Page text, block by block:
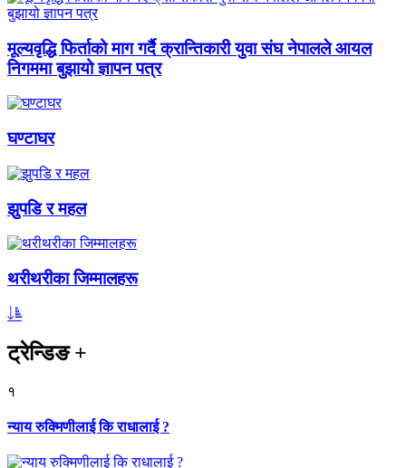
मूल्यवृद्धि फिर्ताको माग गर्दै क्रान्तिकारी युवा संघ नेपालले आयल
निगममा बुझायो ज्ञापन पत्र
घण्टाघर
झुपडि र महल
थरीथरीका जिम्मालहरू
ट्रेन्डिङ+
१
न्याय रुक्मिणीलाई कि राधालाई ?